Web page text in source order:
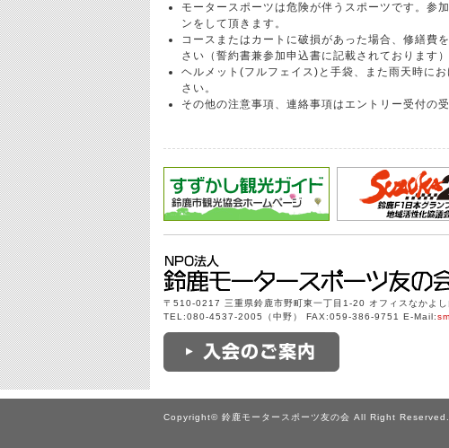
モータースポーツは危険が伴うスポーツです。参
ンをして頂きます。
コースまたはカートに破損があった場合、修繕費
さい（誓約書兼参加申込書に記載されております）
ヘルメット(フルフェイス)と手袋、また雨天時に
さい。
その他の注意事項、連絡事項はエントリー受付の
〒510-0217 三重県鈴鹿市野町東一丁目1-20 オフィスなかよし
TEL:080-4537-2005（中野） FAX:059-386-9751 E-Mail:
Copyright© 鈴鹿モータースポーツ友の会 All Right Reserved.